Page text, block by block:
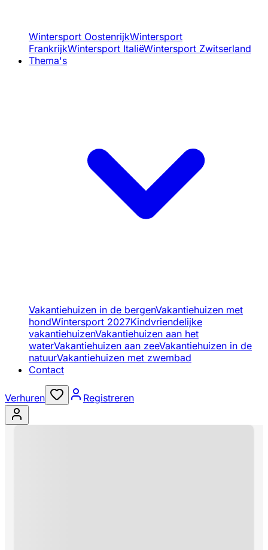
Wintersport OostenrijkWintersport
FrankrijkWintersport ItaliëWintersport Zwitserland
Thema's
Vakantiehuizen in de bergenVakantiehuizen met
hondWintersport 2027Kindvriendelijke
vakantiehuizenVakantiehuizen aan het
waterVakantiehuizen aan zeeVakantiehuizen in de
natuurVakantiehuizen met zwembad
Contact
Verhuren Registreren